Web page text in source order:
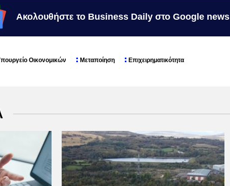
Ακολουθήστε το Business Daily στο Google news
Οικονομικών Μεταποίηση Επιχειρηματικότητα